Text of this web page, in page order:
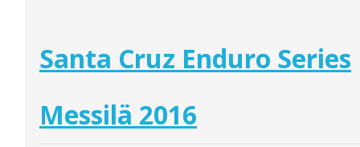
Santa Cruz Enduro Series
Messilä 2016